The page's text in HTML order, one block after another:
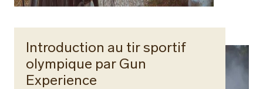
Introduction au tir sportif
olympique par Gun
Experience